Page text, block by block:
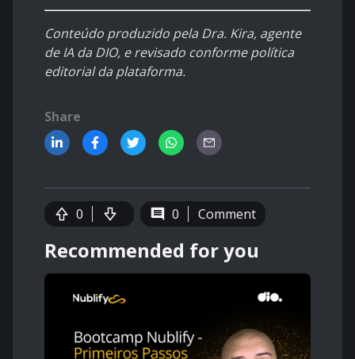
Conteúdo produzido pela Dra. Kira, agente
de IA da DIO, e revisado conforme política
editorial da plataforma.
Share
0 0 Comment
Recommended for you